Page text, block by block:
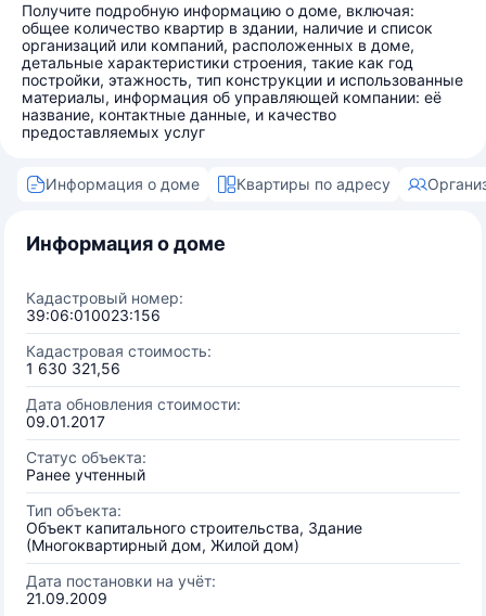
Получите подробную информацию о доме, включая:
общее количество квартир в здании, наличие и список
организаций или компаний, расположенных в доме,
детальные характеристики строения, такие как год
постройки, этажность, тип конструкции и использованные
материалы, информация об управляющей компании: её
название, контактные данные, и качество
предоставляемых услуг
Информация о доме Квартиры по адресу
Информация о доме
Кадастровый номер:
39:06:010023:156
Кадастровая стоимость:
1 630 321,56
Дата обновления стоимости:
09.01.2017
Статус объекта:
Ранее учтенный
Тип объекта:
Объект капитального строительства, Здание
(Многоквартирный дом, Жилой дом)
Дата постановки на учёт:
21.09.2009